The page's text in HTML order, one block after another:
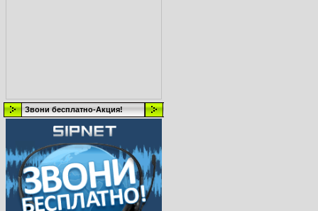
Звони бесплатно-Акция!